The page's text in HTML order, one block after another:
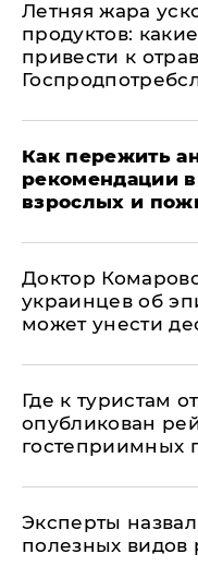
Летняя жара
продуктов:
привести к
Как пережить
рекомендации
взрослых и
Доктор
украинцев об
может унести
Где к туристам
опубликован
гостеприимных
Эксперты
полезных видов